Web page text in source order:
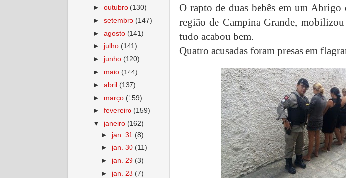
O rapto de duas bebês em um Abrigo
região de Campina Grande,
tudo acabou bem.
Quatro acusadas foram presas em
►outubro (130)
►setembro (147)
►agosto (141)
► julho (141)
► junho (120)
► maio (144)
►abril (137)
► março (159)
►fevereiro (159)
▼ janeiro (162)
► jan. 31 (8)
► jan. 30 (11)
► jan. 29 (3)
► jan. 28 (7)